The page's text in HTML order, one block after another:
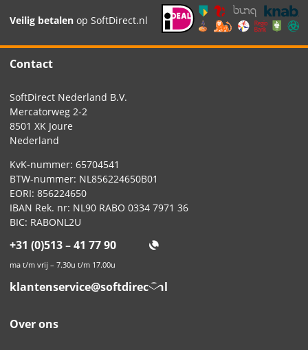
Veilig betalenop SoftDirect.nl
Contact
SoftDirect Nederland B.V.
Mercatorweg 2-2
8501 XK Joure
Nederland
KvK-nummer: 65704541
BTW-nummer: NL856224650B01
EORI: 856224650
IBAN Rek. nr: NL90 RABO 0334 7971 36
BIC: RABONL2U
+31 (0)513 – 41 77 90
ma t/m vrij – 7.30u t/m 17.00u
klantenservice@softdirect.nl
Over ons